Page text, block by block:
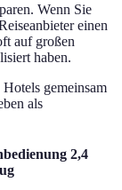
Wenn Sie
einen
auf großen
haben.
gemeinsam
als
2,4